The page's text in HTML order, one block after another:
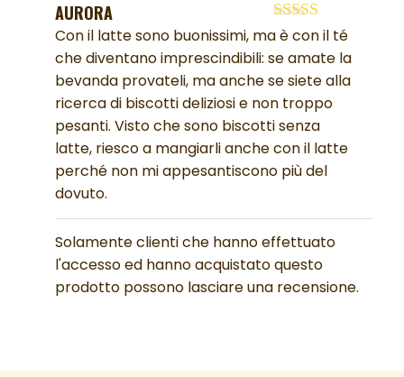
Valutato 5su
AURORA
Con il latte sono buonissimi, ma è con il té
che diventano imprescindibili: se amate la
bevanda provateli, ma anche se siete alla
ricerca di biscotti deliziosi e non troppo
pesanti. Visto che sono biscotti senza
latte, riesco a mangiarli anche con il latte
perché non mi appesantiscono più del
dovuto.
Solamente clienti che hanno effettuato
l'accesso ed hanno acquistato questo
prodotto possono lasciare una recensione.